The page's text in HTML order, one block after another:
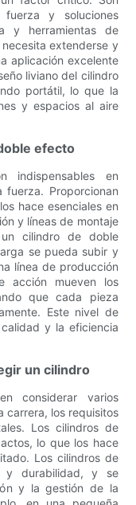
y ​​soluciones
y herramientas de
extenderse y
aplicación excelente
liviano del cilindro
portátil, lo que la
y espacios al aire
efecto
indispensables en
fuerza. Proporcionan
hace esenciales en
y líneas de montaje
cilindro de doble
se pueda subir y
línea de producción
acción mueven los
que cada pieza
Este nivel de
y la eficiencia
un cilindro
considerar varios
carrera, los requisitos
Los cilindros de
lo que los hace
Los cilindros de
y durabilidad, y se
y la gestión de la